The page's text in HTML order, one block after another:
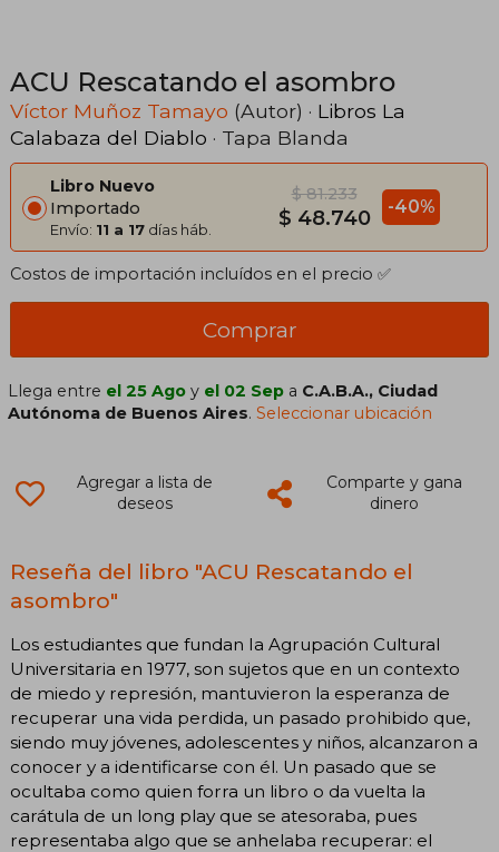
ACU Rescatando el asombro
Víctor Muñoz Tamayo (Autor) · Libros La
Calabaza del Diablo · Tapa Blanda
Libro Nuevo
Importado
Envío: 11 a 17 días háb.
$ 81.233
$ 48.740 -40%
Costos de importación incluídos en el precio ✅
Comprar
Llega entre el 25 Ago y el 02 Sep a C.A.B.A., Ciudad
Autónoma de Buenos Aires.Seleccionar ubicación
Agregar a lista de
deseos
Comparte y gana
dinero
Reseña del libro "ACU Rescatando el
asombro"
Los estudiantes que fundan Ia Agrupación Cultural
Universitaria en 1977, son sujetos que en un contexto
de miedo y represión, mantuvieron la esperanza de
recuperar una vida perdida, un pasado prohibido que,
siendo muy jóvenes, adolescentes y niños, alcanzaron a
conocer y a identificarse con él. Un pasado que se
ocultaba como quien forra un libro o da vuelta la
carátula de un long play que se atesoraba, pues
representaba algo que se anhelaba recuperar: el